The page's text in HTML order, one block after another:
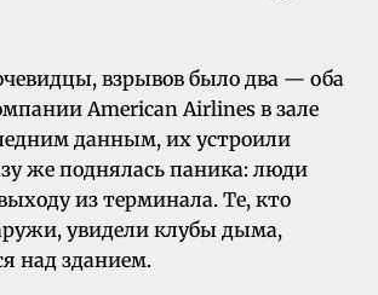
взрывов было два — оба
American Airlines в зале
данным, их устроили
же поднялась паника: люди
из терминала. Те, кто
увидели клубы дыма,
над зданием.